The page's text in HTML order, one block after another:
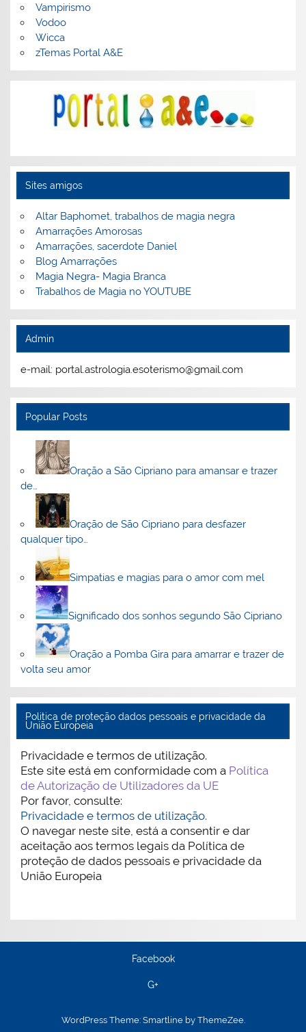
Vampirismo
Vodoo
Wicca
zTemas Portal A&E
Sites amigos
Altar Baphomet, trabalhos de magia negra
Amarrações Amorosas
Amarrações, sacerdote Daniel
Blog Amarrações
Magia Negra- Magia Branca
Trabalhos de Magia no YOUTUBE
Admin
e-mail: portal.astrologia.esoterismo@gmail.com
Popular Posts
Oração a São Cipriano para amansar e trazer
de…
Oração de São Cipriano para desfazer
qualquer tipo…
Simpatias e magias para o amor com mel
Significado dos sonhos segundo São Cipriano
Oração a Pomba Gira para amarrar e trazer de
volta seu amor
Politica de proteção dados pessoais e privacidade da
União Europeia
Privacidade e termos de utilização.
Este site está em conformidade com a Política
de Autorização de Utilizadores da UE
Por favor, consulte:
Privacidade e termos de utilização.
O navegar neste site, está a consentir e dar
aceitação aos termos legais da Política de
proteção de dados pessoais e privacidade da
União Europeia
Facebook
G+
WordPress Theme: Smartline by ThemeZee.